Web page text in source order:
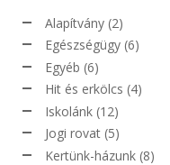
Alapítvány (2)
Egészségügy (6)
Egyéb (6)
Hit és erkölcs (4)
Iskolánk (12)
Jogi rovat (5)
Kertünk-házunk (8)